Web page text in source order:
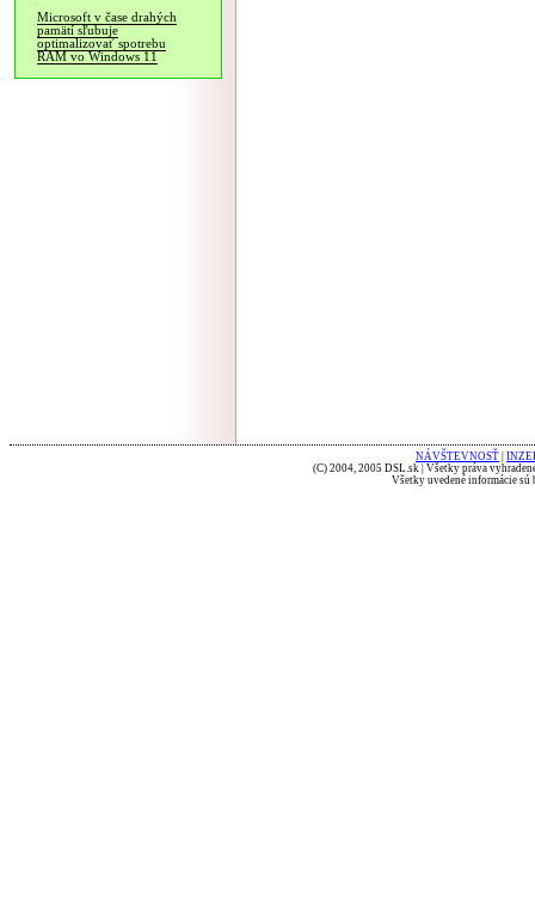
Microsoft v čase drahých
pamätí sľubuje
optimalizovať spotrebu
RAM vo Windows 11
NÁVŠTEVNOSŤ
(C) 2004, 2005 DSL.sk | Všetky práva
Všetky uvedené informácie sú